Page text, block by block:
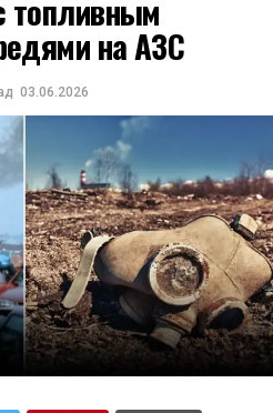
топливным
на АЗС
03.06.2026